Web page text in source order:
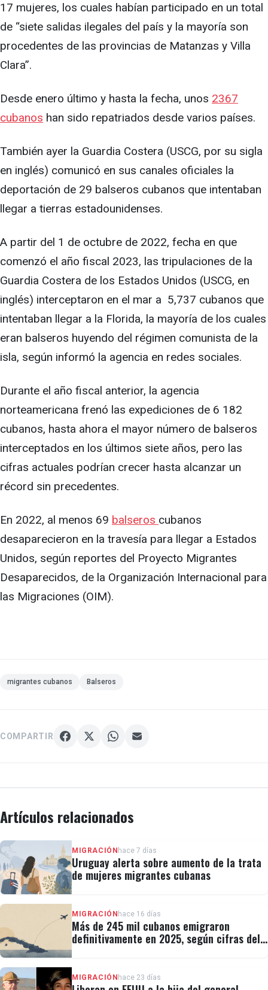
17 mujeres, los cuales habían participado en un total
de “siete salidas ilegales del país y la mayoría son
procedentes de las provincias de Matanzas y Villa
Clara”.
Desde enero último y hasta la fecha, unos 2367
cubanos han sido repatriados desde varios países.
También ayer la Guardia Costera (USCG, por su sigla
en inglés) comunicó en sus canales oficiales la
deportación de 29 balseros cubanos que intentaban
llegar a tierras estadounidenses.
A partir del 1 de octubre de 2022, fecha en que
comenzó el año fiscal 2023, las tripulaciones de la
Guardia Costera de los Estados Unidos (USCG, en
inglés) interceptaron en el mar a 5,737 cubanos que
intentaban llegar a la Florida, la mayoría de los cuales
eran balseros huyendo del régimen comunista de la
isla, según informó la agencia en redes sociales.
Durante el año fiscal anterior, la agencia
norteamericana frenó las expediciones de 6 182
cubanos, hasta ahora el mayor número de balseros
interceptados en los últimos siete años, pero las
cifras actuales podrían crecer hasta alcanzar un
récord sin precedentes.
En 2022, al menos 69 balseros cubanos
desaparecieron en la travesía para llegar a Estados
Unidos, según reportes del Proyecto Migrantes
Desaparecidos, de la Organización Internacional para
las Migraciones (OIM).
migrantes cubanos Balseros
COMPARTIR
Artículos relacionados
MIGRACIÓN hace 7 días
Uruguay alerta sobre aumento de la trata
de mujeres migrantes cubanas
MIGRACIÓN hace 16 días
Más de 245 mil cubanos emigraron
definitivamente en 2025, según cifras del
MIGRACIÓN hace 23 días